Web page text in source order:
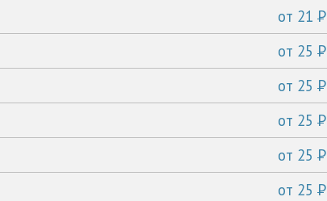
от 21P
от 25P
от 25P
от 25P
от 25P
от 25P